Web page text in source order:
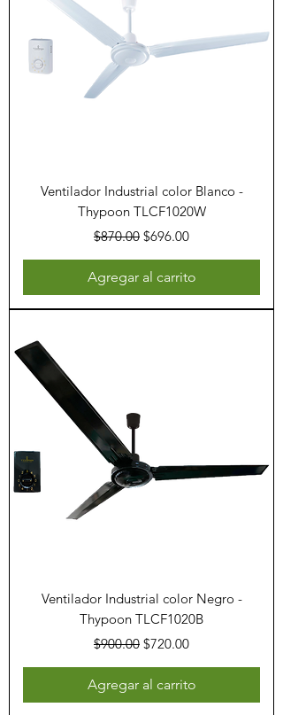
Ventilador Industrial color Blanco -
Thypoon TLCF1020W
Precio
$870.00 Precio de oferta
$696.00
Agregar al carrito
Ventilador Industrial color Negro -
Thypoon TLCF1020B
Precio
$900.00 Precio de oferta
$720.00
Agregar al carrito